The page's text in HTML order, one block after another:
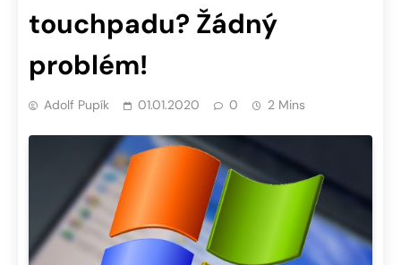
touchpadu? Žádný
problém!
Adolf Pupík 01.01.2020 0 2 Mins